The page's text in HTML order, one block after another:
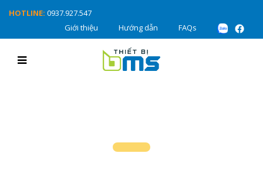
HOTLINE: 0937.927.547
Giới thiệu
Hướng dẫn FAQs